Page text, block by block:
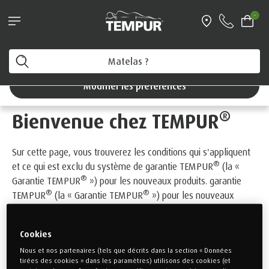
-
pouvez modifier vos préférences à tout moment.
Modifier les préférences
Garantie
Bienvenue chez TEMPUR®
Sur cette page, vous trouverez les conditions qui s'appliquent
et ce qui est exclu du système de garantie TEMPUR® (la «
Garantie TEMPUR® ») pour les nouveaux produits. garantie
TEMPUR® (la « Garantie TEMPUR® ») pour les nouveaux
®
Cookies
Nous et nos partenaires (tels que décrits dans la section « Données
tirées des cookies » dans les paramètres) utilisons des cookies (et